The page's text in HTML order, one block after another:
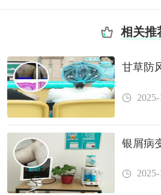
相关推
甘草防
银屑病